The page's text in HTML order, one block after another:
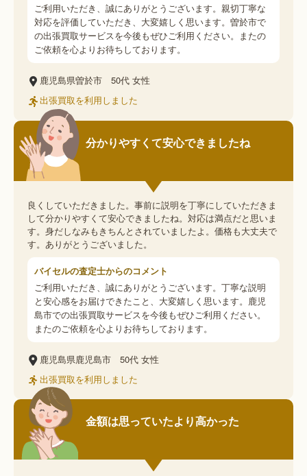
ご利用いただき、誠にありがとうございます。親切丁寧な
対応を評価していただき、大変嬉しく思います。曽於市で
の出張買取サービスを今後もぜひご利用ください。またの
ご依頼を心よりお待ちしております。
鹿児島県曽於市 50代 女性
出張買取を利用しました
分かりやすくて安心できましたね
良くしていただきました。事前に説明を丁寧にしていただきま
して分かりやすくて安心できましたね。対応は満点だと思いま
す。身だしなみもきちんとされていましたよ。価格も大丈夫で
す。ありがとうございました。
バイセルの査定士からのコメント
ご利用いただき、誠にありがとうございます。丁寧な説明
と安心感をお届けできたこと、大変嬉しく思います。鹿児
島市での出張買取サービスを今後もぜひご利用ください。
またのご依頼を心よりお待ちしております。
鹿児島県鹿児島市 50代 女性
出張買取を利用しました
金額は思っていたより高かった